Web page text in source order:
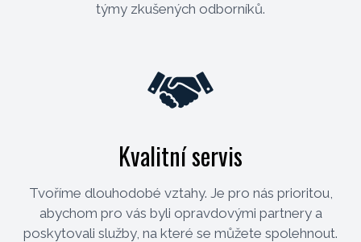
týmy zkušených odborníků.
Kvalitní servis
Tvoříme dlouhodobé vztahy. Je pro nás prioritou,
abychom pro vás byli opravdovými partnery a
poskytovali služby, na které se můžete spolehnout.